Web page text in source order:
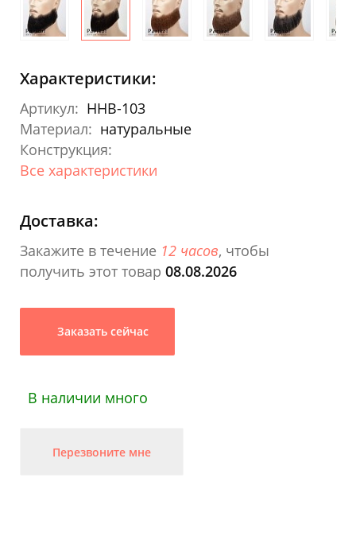
Характеристики:
Артикул: HHB-103
Материал: натуральные
Конструкция:
Все характеристики
Доставка:
Закажите в течение 12 часов, чтобы
получить этот товар 08.08.2026
Заказать сейчас
В наличии много
Перезвоните мне